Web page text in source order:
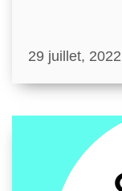
29 juillet, 2022